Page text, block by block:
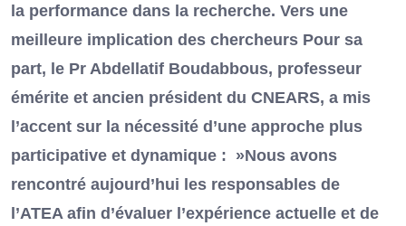
la performance dans la recherche. Vers une
meilleure implication des chercheurs Pour sa
part, le Pr Abdellatif Boudabbous, professeur
émérite et ancien président du CNEARS, a mis
l’accent sur la nécessité d’une approche plus
participative et dynamique : »Nous avons
rencontré aujourd’hui les responsables de
l’ATEA afin d’évaluer l’expérience actuelle et de